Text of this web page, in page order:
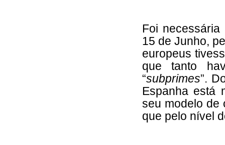
Foi
15 de Junho,
europeus
que tanto
“subprimes”.
Espanha está
seu modelo de
que pelo nível